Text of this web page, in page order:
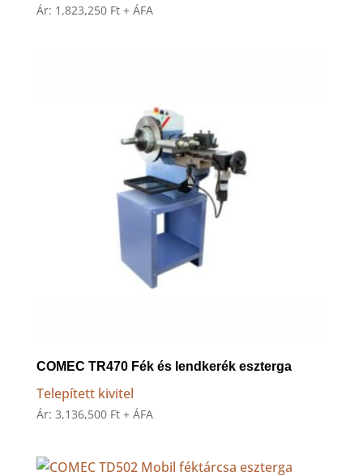
Ár: 1,823,250 Ft + ÁFA
COMEC TR470 Fék és lendkerék eszterga
Telepített kivitel
Ár: 3,136,500 Ft + ÁFA